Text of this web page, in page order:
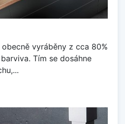
vyráběny z cca 80%
Tím se dosáhne